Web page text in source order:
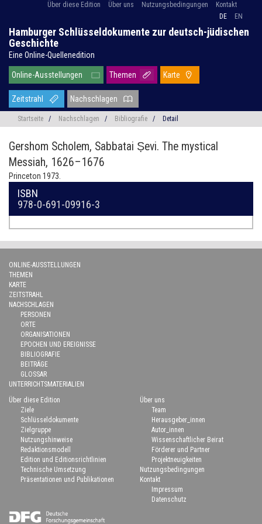
Über diese Edition Über uns Nutzungsbedingungen
Kontakt
DE
EN
Hamburger Schlüsseldokumente zur deutsch-jüdischen
Geschichte
Eine Online-Quellenedition
Online-Ausstellungen Themen Karte
Zeitstrahl Nachschlagen
Startseite / Nachschlagen / Bibliografie / Detail
Gershom Scholem, Sabbatai Ṣevi. The mystical
Messiah, 1626–1676
Princeton 1973.
ISBN
978-0-691-09916-3
ONLINE-AUSSTELLUNGEN
THEMEN
KARTE
ZEITSTRAHL
NACHSCHLAGEN
PERSONEN
ORTE
ORGANISATIONEN
EPOCHEN UND EREIGNISSE
BIBLIOGRAFIE
BEITRÄGE
GLOSSAR
UNTERRICHTSMATERIALIEN
Über diese Edition
Ziele
Schlüsseldokumente
Zielgruppe
Nutzungshinweise
Redaktionsmodell
Edition und Editionsrichtlinien
Technische Umsetzung
Präsentationen und Publikationen
Über uns
Team
Herausgeber_innen
Autor_innen
Wissenschaftlicher Beirat
Förderer und Partner
Projektneuigkeiten
Nutzungsbedingungen
Kontakt
Impressum
Datenschutz